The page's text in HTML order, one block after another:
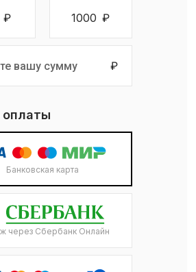
₽ 1000 ₽
₽
оплаты
Банковская карта
через Сбербанк Онлайн